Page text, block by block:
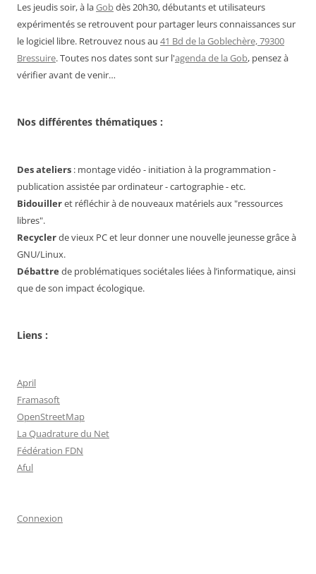
Les jeudis soir, à laGobdès 20h30, débutants et utilisateurs
expérimentés se retrouvent pour partager leurs connaissances sur
le logiciel libre. Retrouvez nous au 41 Bd de la Goblechère, 79300
Bressuire. Toutes nos dates sont sur l'agenda de la Gob, pensez à
vérifier avant de venir…
Nos différentes thématiques :
Des ateliers : montage vidéo - initiation à la programmation -
publication assistée par ordinateur - cartographie - etc.
Bidouilleret réfléchir à de nouveaux matériels aux "ressources
libres".
Recyclerde vieux PC et leur donner une nouvelle jeunesse grâce à
GNU/Linux.
Débattre de problématiques sociétales liées à l’informatique, ainsi
que de son impact écologique.
Liens :
April
Framasoft
OpenStreetMap
La Quadrature du Net
Fédération FDN
Aful
Connexion